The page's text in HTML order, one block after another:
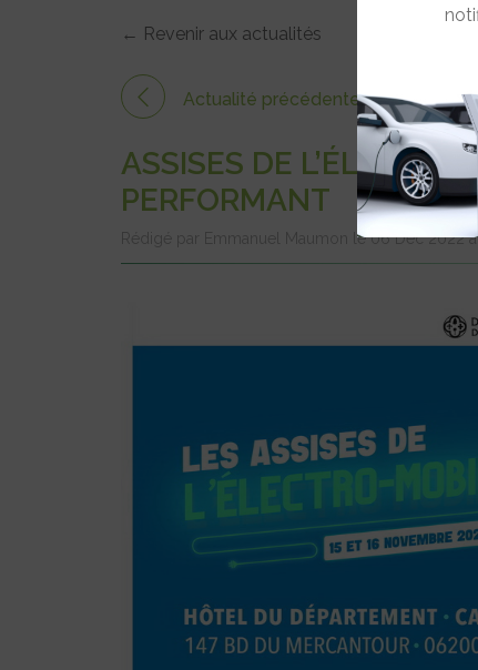
← Revenir aux actualités
Actualité précédente
ASSISES DE
PERFORMANT
Rédigé par Emmanuel Maumon le 06 Déc 2022